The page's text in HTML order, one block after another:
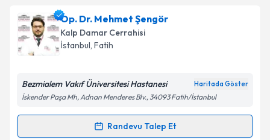
Op. Dr. Mehmet Şengör
Kalp Damar Cerrahisi
İstanbul, Fatih
Bezmialem Vakıf Üniversitesi Hastanesi Haritada Göster
İskender Paşa Mh, Adnan Menderes Blv., 34093 Fatih/İstanbul
Randevu Talep Et
Randevu Takvimi Talebi